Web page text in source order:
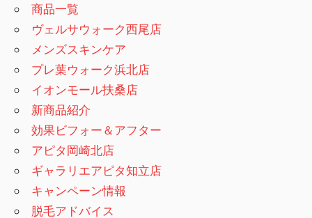
商品一覧
ヴェルサウォーク西尾店
メンズスキンケア
プレ葉ウォーク浜北店
イオンモール扶桑店
新商品紹介
効果ビフォー＆アフター
アピタ岡崎北店
ギャラリエアピタ知立店
キャンペーン情報
脱毛アドバイス